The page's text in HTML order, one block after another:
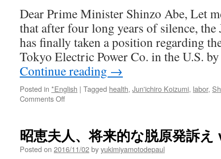
Dear Prime Minister Shinzo Abe, Let
that after four long years of silence, the
has finally taken a position regarding
Tokyo Electric Power Co. in the U.S.
Continue reading →
Posted in *English | Tagged health, Jun'ichiro Koizumi, labor,
Comments Offon
should
stay
out
昭恵夫人、将来的な脱原発訴
Posted on 2016/11/02byyukimiyamotodepaul